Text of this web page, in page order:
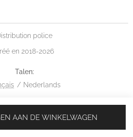
AAN DE WINKELWAGEN
police
en 2018-2026
Talen
Nederlands